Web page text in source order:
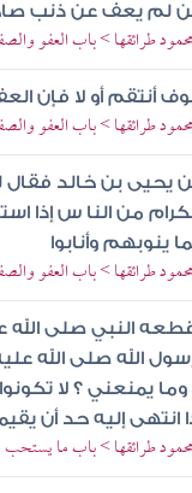
لم يعف عن ذنب
طرائقها > باب العفو
أنتقم أو لا فإن
طرائقها > باب العفو
يحيى بن خالد فقال
من النا س إذا
ينوبهم وأنابوا
طرائقها > باب العفو
قطعه النبي صلى
الله صلى الله
يمنعني ؟ لا
إليه حد أن يقيمه
طرائقها > باب ما